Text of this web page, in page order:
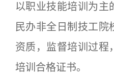
以职业技能培训为主
民办非全日制技工院
资质，监督培训过程
培训合格证书。